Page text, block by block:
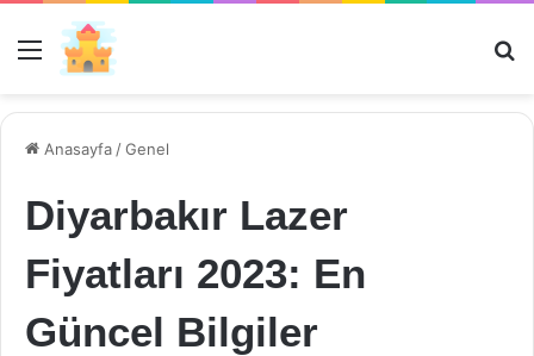
Menü
Anasayfa /Genel
Diyarbakır Lazer
Fiyatları 2023: En
Güncel Bilgiler